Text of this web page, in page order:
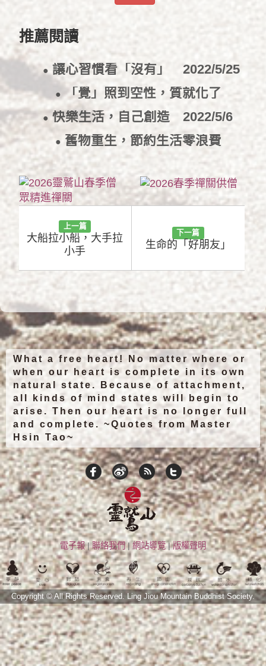
推薦閱讀
● 讓心習慣看「沒有」 2022/5/25
● 「覺」照到空性，質就化了
●快樂生活，自己創造 2022/5/6
● 舊物重生，節約生活零浪費
2022/4/22
上一篇
大船拉小船，大手拉
小手
下一篇
生命的「好朋友」
What a free heart! No matter where or
when our heart is complete in its own
natural state. Because of attachment,
all kinds of mind states will begin to
arise. Then our heart is no longer full
and complete. ~Quotes from Master
Hsin Tao~
電子報|聯絡我們| 網站導覽|版權聲明
Copyright © All Rights Reserved. Ling Jiou Mountain Buddhist Society.